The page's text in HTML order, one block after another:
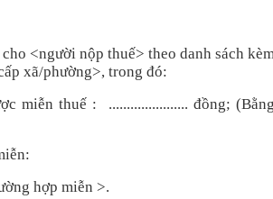
<người nộp thuế> theo danh sách
xã/phường>, trong đó:
miễn thuế : ...................... đồng;
hợp miễn >.